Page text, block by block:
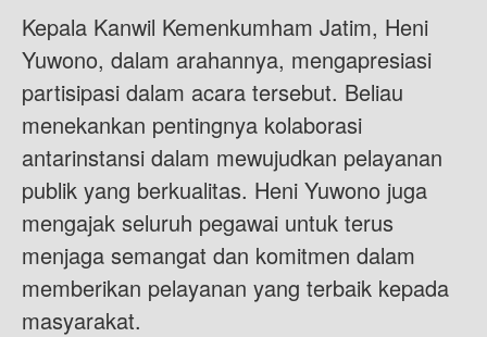
Kepala Kanwil Kemenkumham Jatim, Heni
Yuwono, dalam arahannya, mengapresiasi
partisipasi dalam acara tersebut. Beliau
menekankan pentingnya kolaborasi
antarinstansi dalam mewujudkan pelayanan
publik yang berkualitas. Heni Yuwono juga
mengajak seluruh pegawai untuk terus
menjaga semangat dan komitmen dalam
memberikan pelayanan yang terbaik kepada
masyarakat.